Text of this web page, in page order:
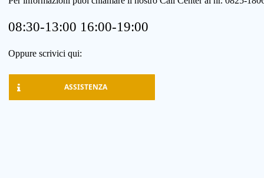
08:30-13:00 16:00-19:00
Oppure scrivici qui:
ASSISTENZA